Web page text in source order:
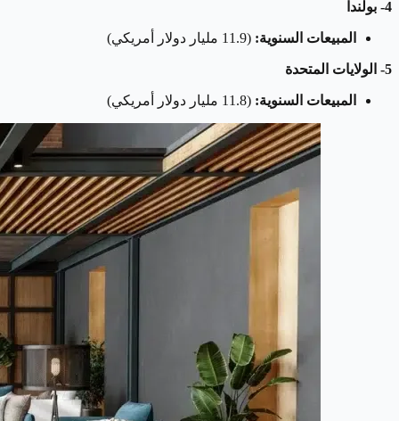
4- بولندا
المبيعات السنوية: (11.9 مليار دولار أمريكي)
5- الولايات المتحدة
المبيعات السنوية: (11.8 مليار دولار أمريكي)